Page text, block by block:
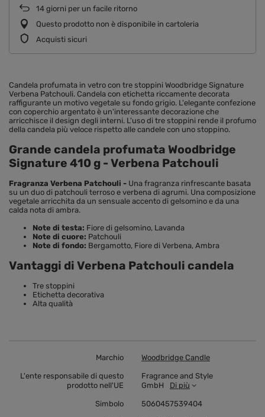
14 giorni per un facile ritorno
Questo prodotto non è disponibile in cartoleria
Acquisti sicuri
Candela profumata in vetro con tre stoppini Woodbridge Signature
Verbena Patchouli. Candela con etichetta riccamente decorata
raffigurante un motivo vegetale su fondo grigio. L'elegante confezione
con coperchio argentato è un'interessante decorazione che
arricchisce il design degli interni. L'uso di tre stoppini rende il profumo
della candela più veloce rispetto alle candele con uno stoppino.
Grande candela profumata Woodbridge
Signature 410 g - Verbena Patchouli
Fragranza Verbena Patchouli - Una fragranza rinfrescante basata
su un duo di patchouli terroso e verbena di agrumi. Una composizione
vegetale arricchita da un sensuale accento di gelsomino e da una
calda nota di ambra.
Note di testa: Fiore di gelsomino, Lavanda
Note di cuore: Patchouli
Note di fondo: Bergamotto, Fiore di Verbena, Ambra
Vantaggi di Verbena Patchouli candela
Tre stoppini
Etichetta decorativa
Alta qualità
Marchio Woodbridge Candle
L'ente responsabile di questo
prodotto nell'UE
Fragrance and Style
GmbH
Di più
Simbolo 5060457539404